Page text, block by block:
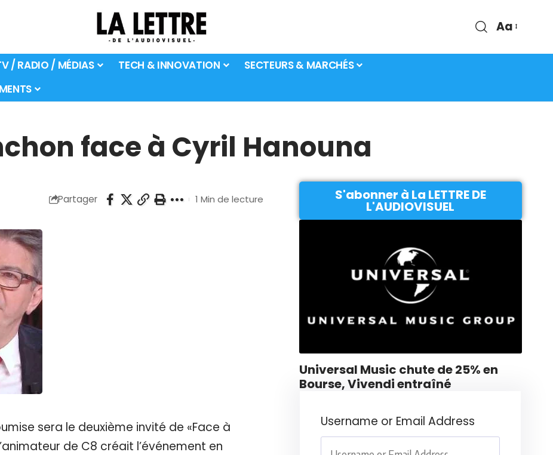
Aa
/ RADIO / MÉDIAS TECH & INNOVATION
SECTEURS & MARCHÉS
face à Cyril Hanouna
Partager 1 Min de lecture
sera le deuxième invité de «Face à
de C8 créait l’événement en
S'abonner à La LETTRE DE
L'AUDIOVISUEL
Universal Music chute de 25% en
Bourse, Vivendi entraîné
Username or Email Address